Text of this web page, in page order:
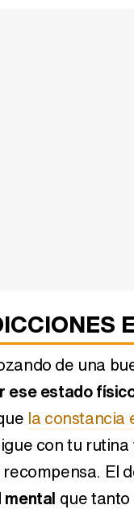
de una
ese estado
la constancia
con tu
El
mental que
abril 2020:
Acuario